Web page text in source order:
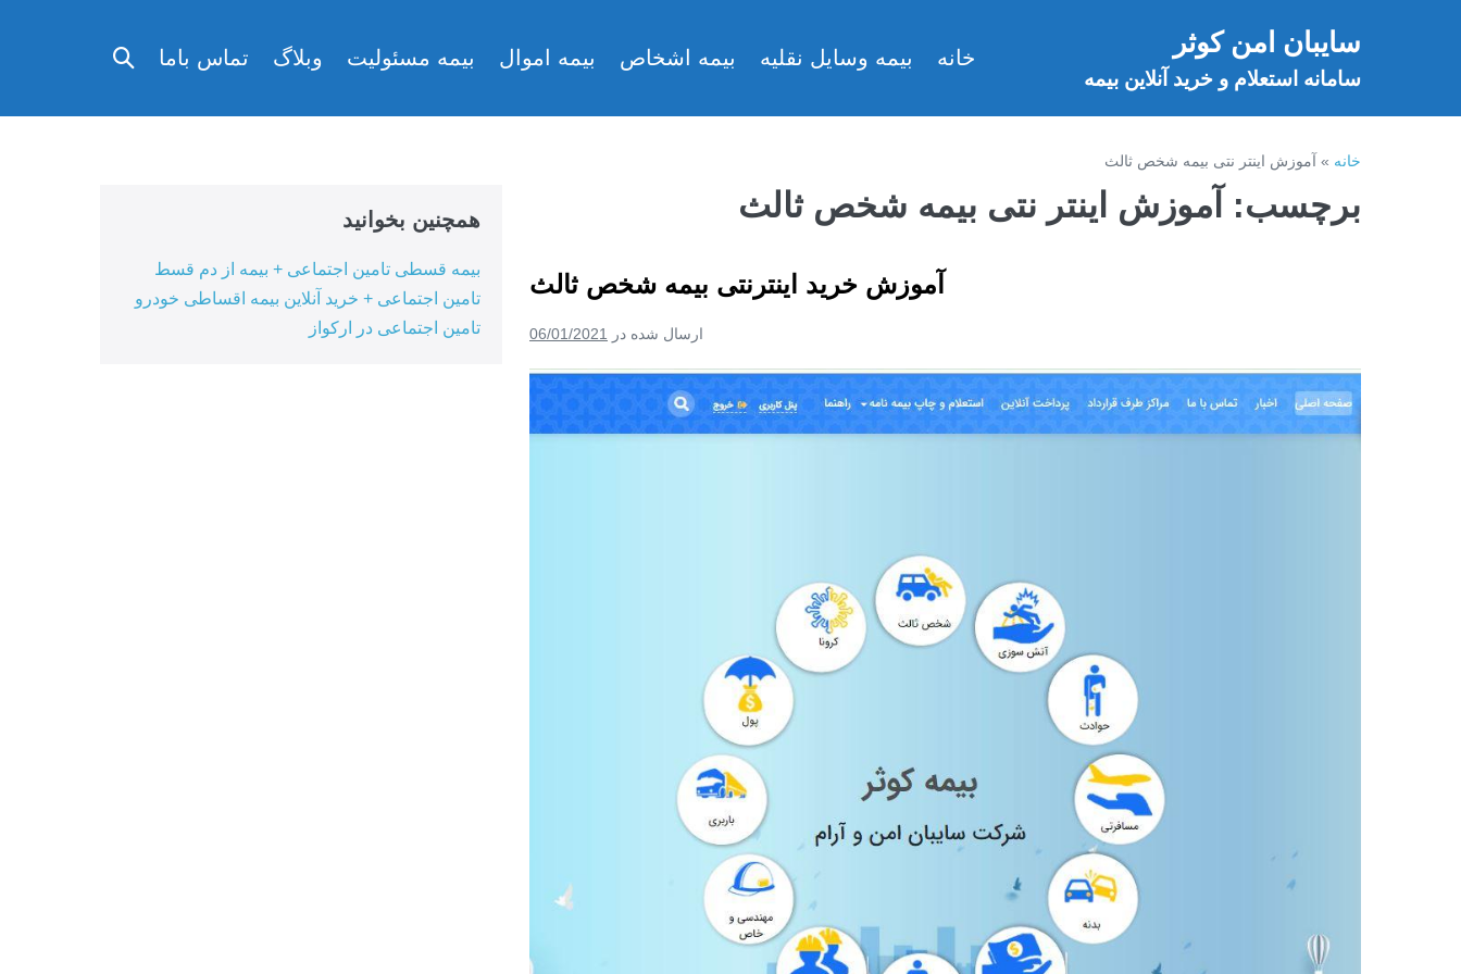
سایبان امن کوثر
سامانه استعلام و خرید آنلاین بیمه
خانه بیمه وسایل نقلیه بیمه اشخاص بیمه اموال بیمه مسئولیت وبلاگ تماس باما
تغییر
خانه » آموزش اینتر نتی بیمه شخص ثالث
برچسب: آموزش اینتر نتی بیمه شخص ثالث
آموزش خرید اینترنتی بیمه شخص ثالث
ارسال شده در 06/01/2021
خرید
اینترنتی
همچنین بخوانید
بیمه قسطی تامین اجتماعی + بیمه از دم قسط
تامین اجتماعی + خرید آنلاین بیمه اقساطی خودرو
تامین اجتماعی در ارکواز